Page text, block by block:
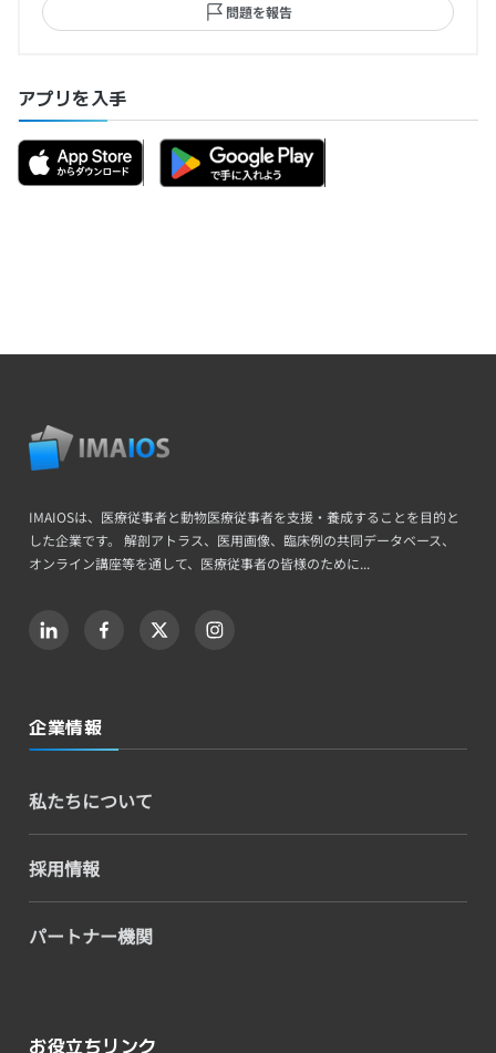
問題を報告
アプリを入手
IMAIOSは、医療従事者と動物医療従事者を支援・養成することを目的と
した企業です。 解剖アトラス、医用画像、臨床例の共同データベース、
オンライン講座等を通して、医療従事者の皆様のために...
企業情報
私たちについて
採用情報
パートナー機関
お役立ちリンク